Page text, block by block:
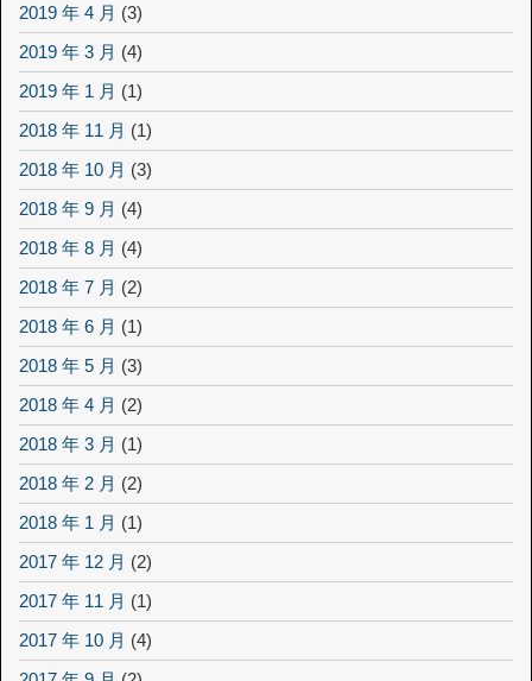
2019 年 4 月 (3)
2019 年 3 月 (4)
2019 年 1 月 (1)
2018 年 11 月 (1)
2018 年 10 月 (3)
2018 年 9 月 (4)
2018 年 8 月 (4)
2018 年 7 月 (2)
2018 年 6 月 (1)
2018 年 5 月 (3)
2018 年 4 月 (2)
2018 年 3 月 (1)
2018 年 2 月 (2)
2018 年 1 月 (1)
2017 年 12 月 (2)
2017 年 11 月 (1)
2017 年 10 月 (4)